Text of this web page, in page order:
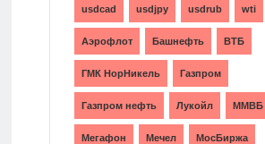
usdcad usdjpy usdrub wti
Аэрофлот Башнефть ВТБ
ГМК НорНикель Газпром
Газпром нефть Лукойл ММВБ
Мегафон Мечел МосБиржа